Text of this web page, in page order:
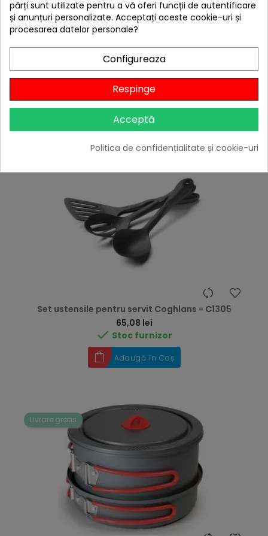
Filtru de cafea auto Dometic MC-01-12 pentru 1
ceasca, alimentare la bricheta 12V
Preț
139,00 lei
În stoc
Set ustensile pentru servit Coghlans - C1305
65,08 lei
 Stoc furnizor
Adaugă în Coș
Livrare gratis
părți sunt utilizate pentru a vă oferi funcții de autentificare
și anunțuri personalizate. Acceptați aceste cookie-uri și
procesarea datelor personale?
Configureaza
Respinge
Acceptă
Politica de confidențialitate și cookie-uri
E